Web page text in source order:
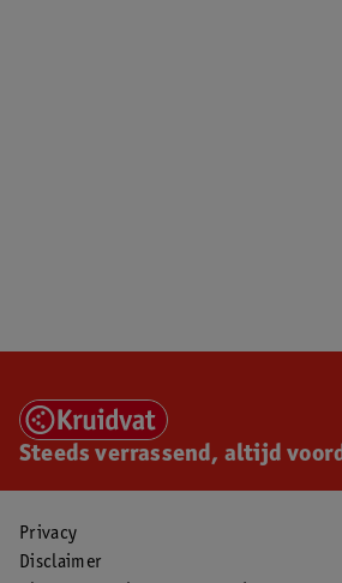
Steeds verrassend, altijd
Privacy
Disclaimer